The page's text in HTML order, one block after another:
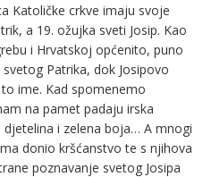
Katoličke crkve imaju svoje
a 19. ožujka sveti Josip. Kao
i Hrvatskoj općenito, puno
Patrika, dok Josipovo
ime. Kad spomenemo
na pamet padaju irska
i zelena boja… A mnogi
donio kršćanstvo te s njihova
poznavanje svetog Josipa